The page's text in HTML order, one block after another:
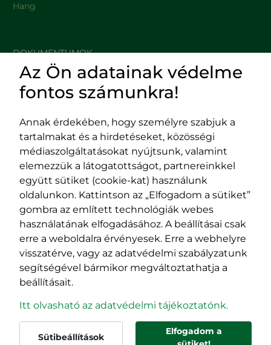
Hang
DOKUMENTUMOK
HASZNOS LINKEK
Impresszum
Adatvédelmi szabályzat
EPP program
400029 Kolozsvár,
Fürdő (Card. Iuliu Hossu) utca, 41.
szám
tel/fax:0723 250 321
email:office@rmdsz.ro
400489 Kolozsvár,
Majális utca, 60.
szám
tel/fax:0264 590 758
email:
office@rmdsz.ro
© rmdsz.ro 2026
Az Ön adatainak védelme
fontos számunkra!
Annak érdekében, hogy személyre szabjuk a
tartalmakat és a hirdetéseket, közösségi
médiaszolgáltatásokat nyújtsunk, valamint
elemezzük a látogatottságot, partnereinkkel
együtt sütiket (cookie-kat) használunk
oldalunkon. Kattintson az „Elfogadom a sütiket”
gombra az említett technológiák webes
használatának elfogadásához. A beállításai csak
erre a weboldalra érvényesek. Erre a webhelyre
visszatérve, vagy az adatvédelmi szabályzatunk
segítségével bármikor megváltoztathatja a
beállításait.
Itt olvasható az adatvédelmi tájékoztatónk.
Sütibeállítások
Elfogadom a